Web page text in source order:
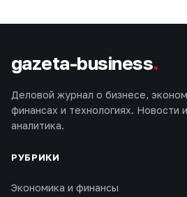
gazeta-business.
Деловой журнал о бизнесе,
финансах и технологиях. Новости и
аналитика.
РУБРИКИ
Экономика и финансы